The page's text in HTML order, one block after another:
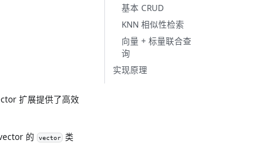
扩展提供了高效
的 vector 类
基本 CRUD
KNN 相似性检索
向量 + 标量联合查
询
实现原理